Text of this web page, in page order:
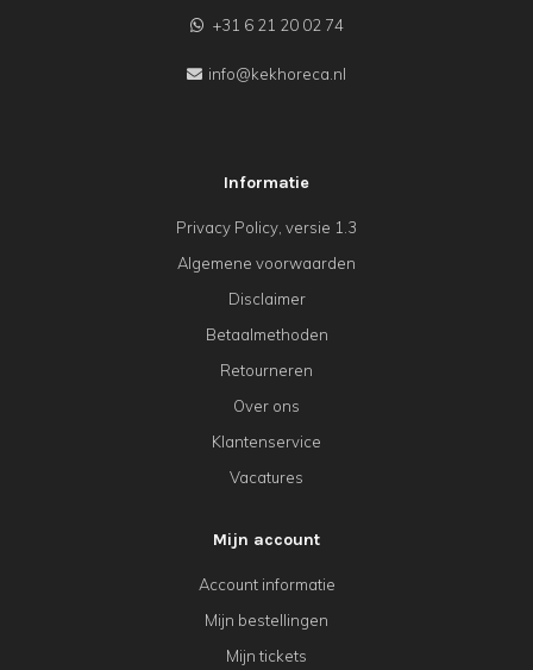
+31 6 21 20 02 74
info@kekhoreca.nl
Informatie
Privacy Policy, versie 1.3
Algemene voorwaarden
Disclaimer
Betaalmethoden
Retourneren
Over ons
Klantenservice
Vacatures
Mijn account
Account informatie
Mijn bestellingen
Mijn tickets